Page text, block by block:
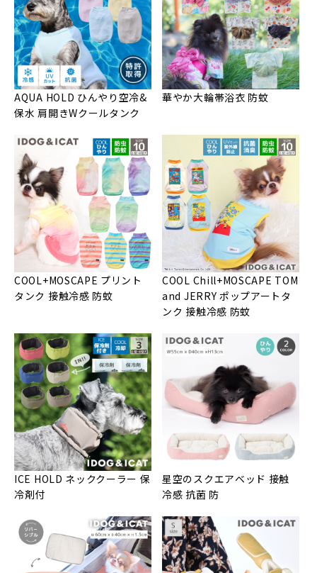
AQUA HOLD ひんやり空冷&
保水 肩開きWクールタンク
華やか大輪帯浴衣 防蚊
COOL+MOSCAPE プリント
タンク 接触冷感 防蚊
COOL Chill+MOSCAPE TOM
and JERRY ポップアートタ
ンク 接触冷感 防蚊
ICE HOLD ネッククーラー 保
冷剤付
星空のスクエアベッド 接触
冷感 抗菌 防